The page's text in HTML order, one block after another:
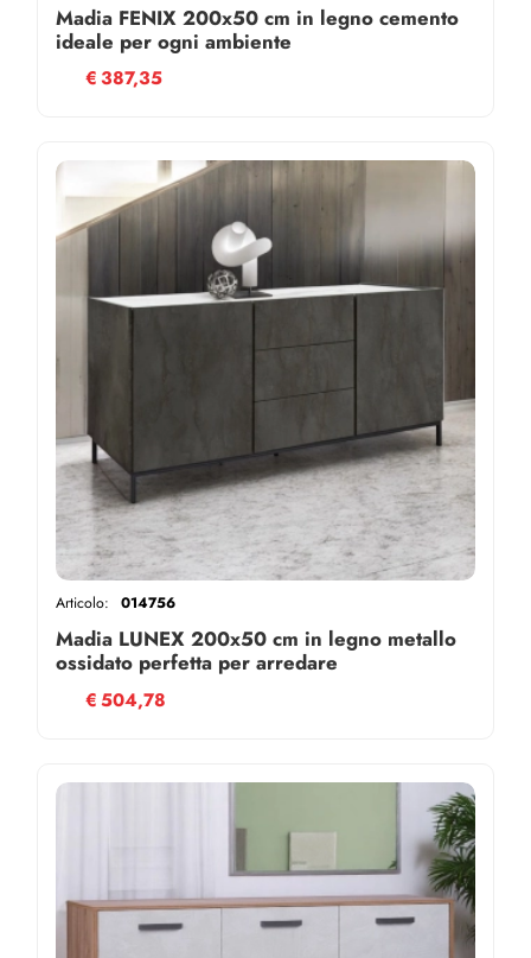
Madia FENIX 200x50 cm in legno cemento
ideale per ogni ambiente
€387,35
Madia LUNEX 200x50 cm in legno metallo
ossidato perfetta per arredare
Articolo: 014756
€504,78